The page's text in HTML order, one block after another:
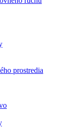
prostredia